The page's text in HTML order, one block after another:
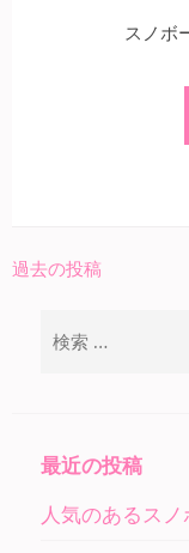
スノボ
過去の投稿
最近の投稿
人気のあるス